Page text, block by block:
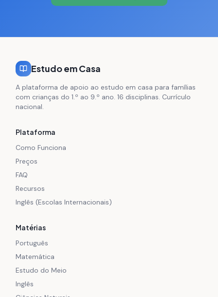
Estudo em Casa
A plataforma de apoio ao estudo em casa para famílias
com crianças do 1.º ao 9.º ano. 16 disciplinas. Currículo
nacional.
Plataforma
Como Funciona
Preços
FAQ
Recursos
Inglês (Escolas Internacionais)
Matérias
Português
Matemática
Estudo do Meio
Inglês